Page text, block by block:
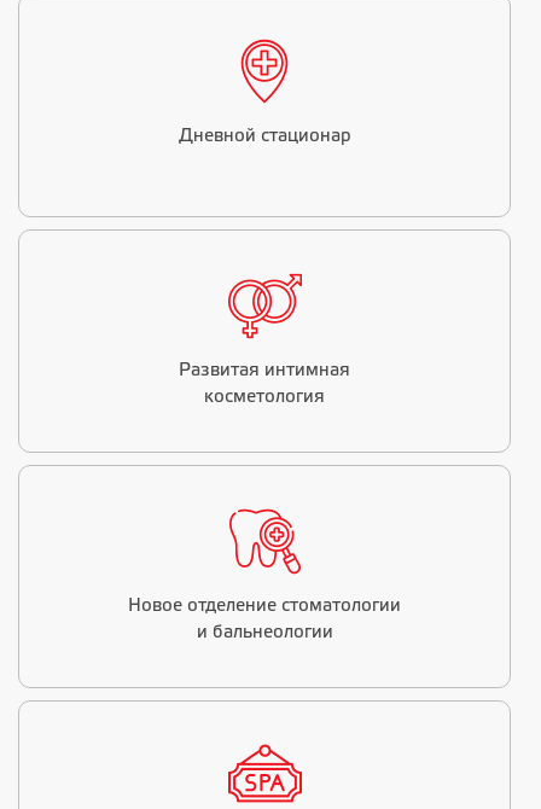
Дневной стационар
Развитая интимная
косметология
Новое отделение стоматологии
и бальнеологии